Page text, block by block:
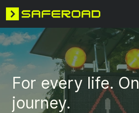
For every life.
journey.